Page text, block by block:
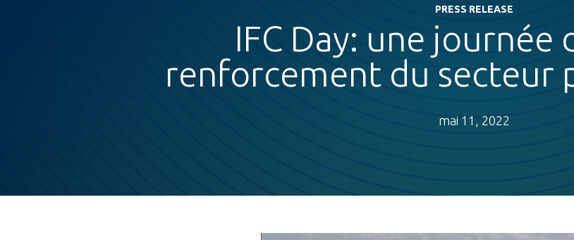
PRESS RELEASE
IFC Day: une journée
renforcement du secteur
mai 11, 2022